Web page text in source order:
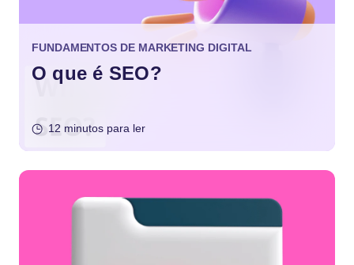
FUNDAMENTOS DE MARKETING DIGITAL
O que é SEO?
12 minutos para ler